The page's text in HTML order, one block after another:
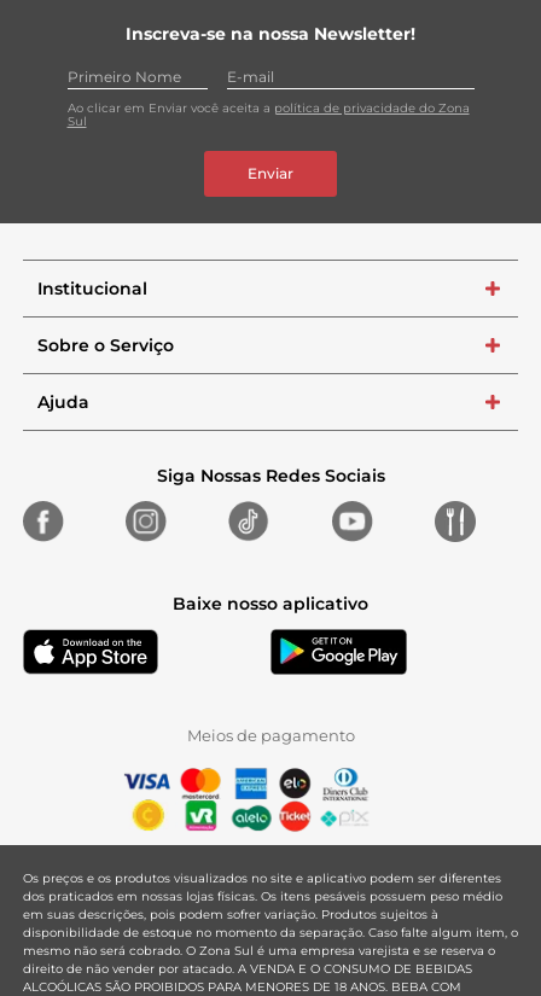
Inscreva-se na nossa Newsletter!
Ao clicar em Enviar você aceita a política de privacidade do Zona
Sul
Enviar
Institucional +
Sobre o Serviço +
Ajuda +
Siga Nossas Redes Sociais
Baixe nosso aplicativo
Meios de pagamento
Os preços e os produtos visualizados no site e aplicativo podem ser diferentes
dos praticados em nossas lojas físicas. Os itens pesáveis possuem peso médio
em suas descrições, pois podem sofrer variação. Produtos sujeitos à
disponibilidade de estoque no momento da separação. Caso falte algum item, o
mesmo não será cobrado. O Zona Sul é uma empresa varejista e se reserva o
direito de não vender por atacado. A VENDA E O CONSUMO DE BEBIDAS
ALCOÓLICAS SÃO PROIBIDOS PARA MENORES DE 18 ANOS. BEBA COM